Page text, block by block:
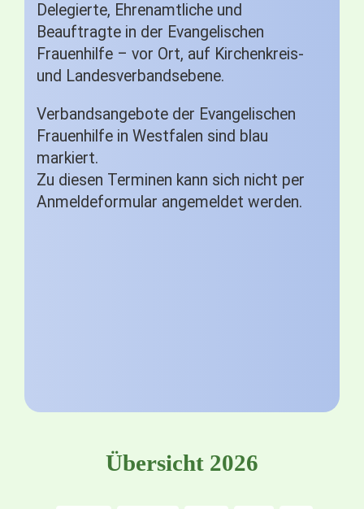
Delegierte, Ehrenamtliche und
Beauftragte in der Evangelischen
Frauenhilfe – vor Ort, auf Kirchenkreis-
und Landesverbandsebene.
Verbandsangebote der Evangelischen
Frauenhilfe in Westfalen sind blau
markiert.
Zu diesen Terminen kann sich nicht per
Anmeldeformular angemeldet werden.
Übersicht 2026